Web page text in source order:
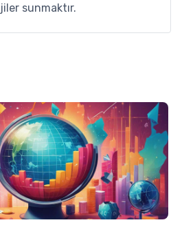
sunmaktır.